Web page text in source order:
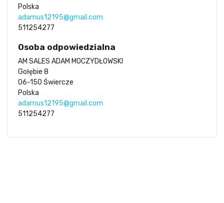
Polska
adamus12195@gmail.com
511254277
Osoba odpowiedzialna
AM SALES ADAM MOCZYDŁOWSKI
Gołębie 8
06-150 Świercze
Polska
adamus12195@gmail.com
511254277